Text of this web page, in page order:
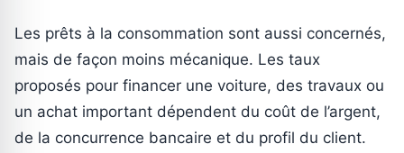
Les prêts à la consommation sont aussi concernés,
mais de façon moins mécanique. Les taux
proposés pour financer une voiture, des travaux ou
un achat important dépendent du coût de l’argent,
de la concurrence bancaire et du profil du client.